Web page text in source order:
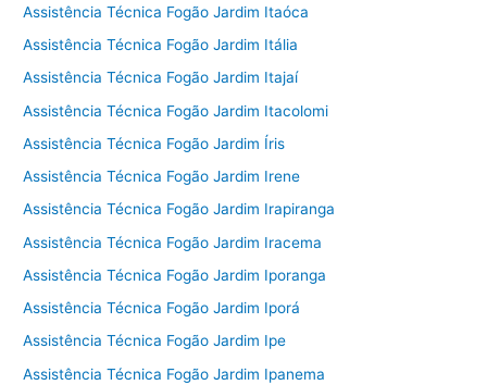
Assistência Técnica Fogão Jardim Itaóca
Assistência Técnica Fogão Jardim Itália
Assistência Técnica Fogão Jardim Itajaí
Assistência Técnica Fogão Jardim Itacolomi
Assistência Técnica Fogão Jardim Íris
Assistência Técnica Fogão Jardim Irene
Assistência Técnica Fogão Jardim Irapiranga
Assistência Técnica Fogão Jardim Iracema
Assistência Técnica Fogão Jardim Iporanga
Assistência Técnica Fogão Jardim Iporá
Assistência Técnica Fogão Jardim Ipe
Assistência Técnica Fogão Jardim Ipanema